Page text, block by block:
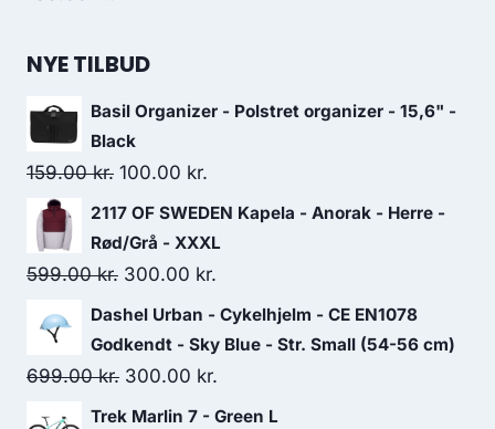
NYE TILBUD
Basil Organizer - Polstret organizer - 15,6" -
Black
159.00kr. Original
price
was:
159.00 kr..
100.00 kr.
price
is:
100.00 kr..
2117 OF SWEDEN Kapela - Anorak - Herre -
Rød/Grå - XXXL
599.00kr. Original
price
was:
599.00 kr..
300.00 kr.
price
is:
Dashel Urban - Cykelhjelm - CE EN1078
Godkendt - Sky Blue - Str. Small (54-56 cm)
699.00kr. Original
price
300.00 kr.
price
Trek Marlin 7 - Green L